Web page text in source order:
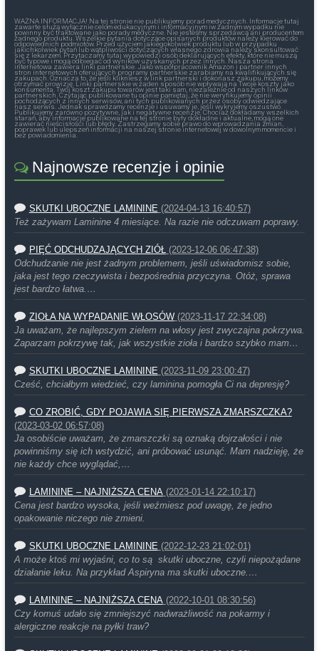
WAŻNA INFORMACJA! Na tej stronie nie publikujemy porad medycznych. Informacje tutaj
zawarte służą wyłącznie celom edukacyjnym i informacyjnym iw żadnym wypadku nie
powinny być traktowane jako porady medyczne. Nie jesteśmy sprzedawcą ani producentem
żadnego produktu. Wszelkie pytania dotyczące opisanych produktów należy kierować do
odpowiednich podmiotów. Przed użyciem jakiegokolwiek produktu lub w przypadku
jakichkolwiek pytań lub wątpliwości dotyczących własnego zdrowia należy skonsultować
się z lekarzem. Przytaczamy tutaj wypowiedzi osób deklarujących efekty, które nie muszą
być typowe i mogą odbiegać od wyników uzyskanych przez innych. Nasza strona
internetowa zawiera linki partnerskie. Jako współpracownik Amazon i partner innych
stron internetowych oferujących programy partnerskie zarabiamy na kwalifikujących się
zakupach. Oznacza to, że jeśli klikniesz w link partnerski i dokonasz zakupu, możemy
otrzymać prowizję. Linki partnerskie w żaden sposób nie wpływają na Twoje koszty jako
konsumenta. Twój koszt zakupu towarów jest taki sam, niezależnie od naszych linków
partnerskich. Czytając publikowane tu opinie pamiętaj, że nie weryfikujemy opinii
pochodzących z innych serwisów, ani tych publikowanych przez osoby odwiedzające
nasz serwis. Jednak sprawdzamy recenzje i usuwamy je, jeśli wykryjemy oszustwo.
Publikujemy zarówno pozytywne, jak i negatywne recenzje. Chociaż dokładamy wszelkich
starań, aby informacje publikowane na tej stronie były dokładne i aktualne, mogą one
zawierać nieścisłości lub błędy. Zastrzegamy sobie prawo do wprowadzania zmian,
poprawek lub ulepszeń informacji na naszej stronie internetowej w dowolnym momencie i
bez powiadomienia.
Najnowsze recenzje i opinie
SKUTKI UBOCZNE LAMININE (2024-04-13 16:40:57)
Też zażywam Laminine 4 miesiące. Na razie nie odczuwam poprawy.
PIĘĆ ODCHUDZAJĄCYCH ZIÓŁ (2023-12-06 06:47:38)
Odchudzanie nie jest żadnym problemem, jeśli uświadomisz sobie,
jaka jest tego rzeczywista i bezpośrednia przyczyna. Otóż, sprawa
jest bardzo łatwa.…
ZIOŁA NA WYPADANIE WŁOSÓW (2023-11-17 22:34:08)
Ja uważam, że najlepszym zielem na włosy jest zwyczajna pokrzywa.
Zaparzam pokrzywę tak, jak wszystkie zioła i bardzo szybko mam…
SKUTKI UBOCZNE LAMININE (2023-11-09 23:00:47)
Cześć, chciałbym wiedzieć, czy laminina pomogła Ci na depresję?
CO ZROBIĆ, GDY POJAWIA SIĘ PIERWSZA ZMARSZCZKA?
(2023-03-02 06:57:08)
Ja osobiście uważam, że zmarszczki są oznaką dojrzałości i nie
powinniśmy się ich wstydzić, ani próbować usunąć. Mam nadzieję, że
nie każdy chce wyglądać,…
LAMININE – NAJNIŻSZA CENA (2023-01-14 22:10:17)
Cena jest bardzo wysoka, jeśli weźmiesz pod uwagę, że jedno
opakowanie niczego nie zmieni.
SKUTKI UBOCZNE LAMININE (2022-12-23 21:02:01)
A może ktoś mi wyjaśni, co to są skutki uboczne, czyli niepożądane
działanie leku. Na przykład Aspiryna ma skutki uboczne.…
LAMININE – NAJNIŻSZA CENA (2022-10-01 08:30:56)
Czy komuś udało się zmniejszyć nadwrażliwość na pokarmy i
alergiczne reakcje na pyłki traw?